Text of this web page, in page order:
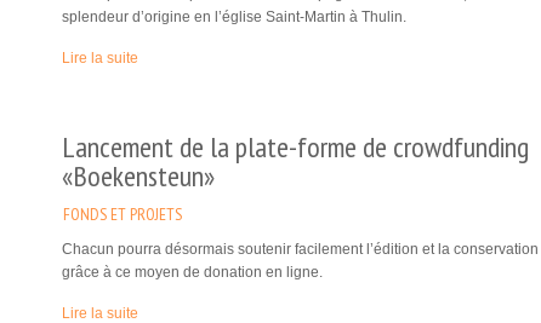
splendeur d’origine en l’église Saint-Martin à Thulin.
Lire la suite
Lancement de la plate-forme de crowdfunding
«Boekensteun»
FONDS ET PROJETS
Chacun pourra désormais soutenir facilement l’édition et la
grâce à ce moyen de donation en ligne.
Lire la suite